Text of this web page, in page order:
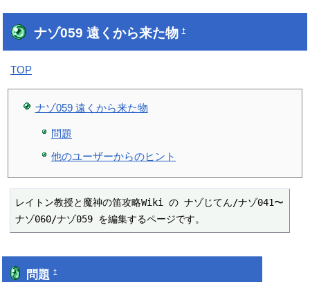
ナゾ059 遠くから来た物†
TOP
ナゾ059 遠くから来た物
問題
他のユーザーからのヒント
レイトン教授と魔神の笛攻略Wiki の ナゾじてん/ナゾ041〜
ナゾ060/ナゾ059 を編集するページです。
問題†